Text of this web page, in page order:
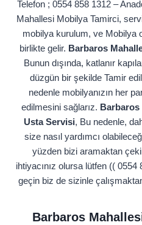
Telefon ; 0554 858 1312 –
Mahallesi Mobilya Tamirci,
mobilya kurulum, ve Mobilya
birlikte gelir. Barbaros
Bunun dışında, katlanır
düzgün bir şekilde Tamir
nedenle mobilyanızın her
edilmesini sağlarız. Barbaros
Usta Servisi, Bu nedenle,
size nasıl yardımcı
yüzden bizi aramaktan
ihtiyacınız olursa lütfen ((
geçin biz de sizinle
Barbaros